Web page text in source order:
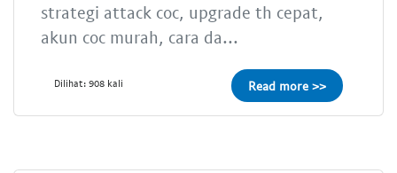
strategi attack coc, upgrade th cepat,
akun coc murah, cara da...
Dilihat: 908 kali Read more >>